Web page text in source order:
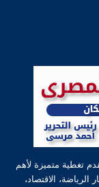
تغطية متميزة لأهم
الرياضة، الاقتصاد،